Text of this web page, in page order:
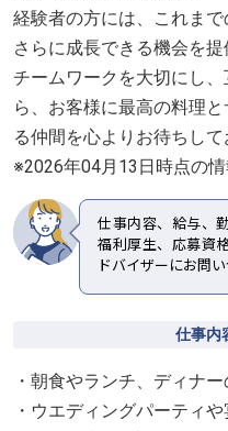
経験者の方には、これまで
さらに成長できる機会を提
チームワークを大切にし
ら、お客様に最高の料理
る仲間を心よりお待ちして
※2026年04月13日時点の
仕事内容、給与、
福利厚生、応募資
ドバイザーにお問
仕事内
・朝食やランチ、ディナ
・ウエディングパーティ